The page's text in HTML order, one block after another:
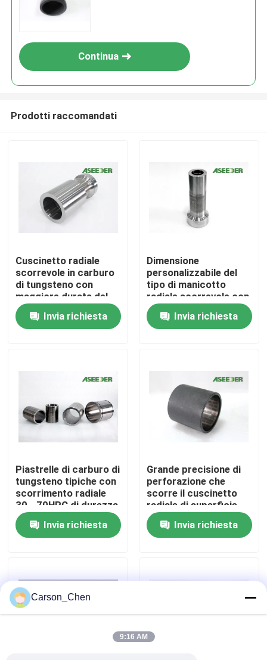
Casa
Giro della fabbrica
Controllo di qualità
Contattici
Richieda una citazione
ugello del carburo di tungsteno
Ugello del filo della testa di spruzzo dell'olio
Continua
Prodotti raccomandati
Cuscinetto radiale
scorrevole in carburo
di tungsteno con
maggiore durata del
cuscinetto
Invia richiesta
Dimensione
personalizzabile del
tipo di manicotto
radiale scorrevole con
rivestimento in
carburo di tungsteno
Invia richiesta
Piastrelle di carburo di
tungsteno tipiche con
scorrimento radiale
30 - 70HRC di durezza
Invia richiesta
Grande precisione di
perforazione che
scorre il cuscinetto
radiale di superficie
per l&#39;industria
del petrolio e del gas
Invia richiesta
Carson_Chen
9:16 AM